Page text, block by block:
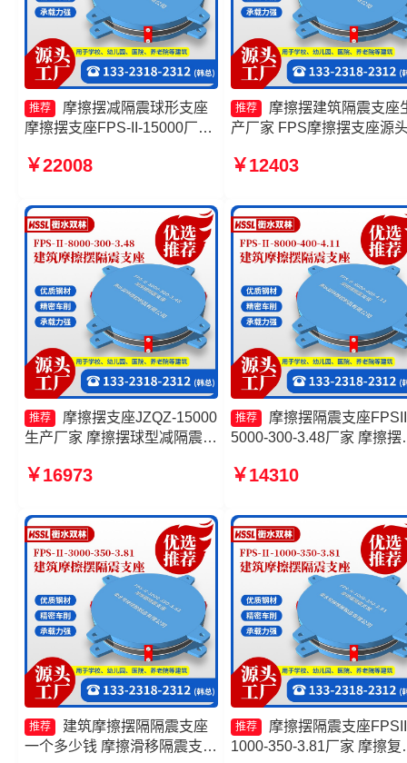
推荐
摩擦摆减隔震球形支座
摩擦摆支座FPS-II-15000厂家
隔震支座FPSII-7000-400-
￥22008
推荐
摩擦摆建筑隔震支座
产厂家 FPS摩擦摆支座源
工厂 摩擦摆减隔震球形支
￥12403
推荐
摩擦摆支座JZQZ-15000
生产厂家 摩擦摆球型减隔震支
支座厂家 摩擦复摆隔震支座生
￥16973
推荐
摩擦摆隔震支座
5000-300-3.48厂家 摩擦摆
式隔震支座厂家 摩擦摆隔
￥14310
推荐
建筑摩擦摆隔隔震支座
一个多少钱 摩擦滑移隔震支座
推荐
摩擦摆隔震支座
1000-350-3.81厂家 摩擦复